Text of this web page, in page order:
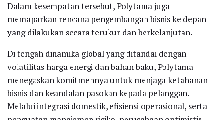
Dalam kesempatan tersebut, Polytama juga
memaparkan rencana pengembangan bisnis ke depan
yang dilakukan secara terukur dan berkelanjutan.
Di tengah dinamika global yang ditandai dengan
volatilitas harga energi dan bahan baku, Polytama
menegaskan komitmennya untuk menjaga ketahanan
bisnis dan keandalan pasokan kepada pelanggan.
Melalui integrasi domestik, efisiensi operasional, serta